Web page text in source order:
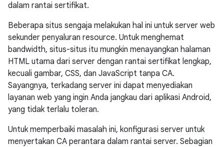
dalam rantai sertifikat.
Beberapa situs sengaja melakukan hal ini untuk server web
sekunder penyaluran resource. Untuk menghemat
bandwidth, situs-situs itu mungkin menayangkan halaman
HTML utama dari server dengan rantai sertifikat lengkap,
kecuali gambar, CSS, dan JavaScript tanpa CA.
Sayangnya, terkadang server ini dapat menyediakan
layanan web yang ingin Anda jangkau dari aplikasi Android,
yang tidak terlalu toleran.
Untuk memperbaiki masalah ini, konfigurasi server untuk
menyertakan CA perantara dalam rantai server. Sebagian